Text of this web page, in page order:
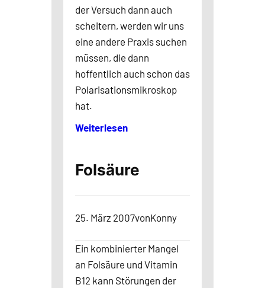
der Versuch dann auch
scheitern, werden wir uns
eine andere Praxis suchen
müssen, die dann
hoffentlich auch schon das
Polarisationsmikroskop
hat.
Weiterlesen
Folsäure
25. März 2007vonKonny
Ein kombinierter Mangel
an Folsäure und Vitamin
B12 kann Störungen der